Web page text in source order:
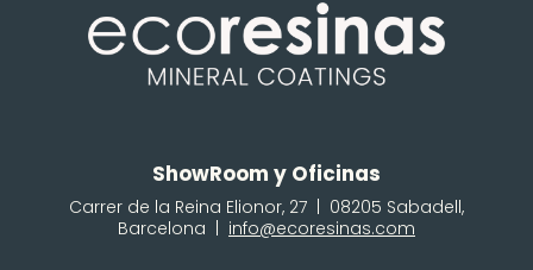
ShowRoom y Oficinas
Carrer de la Reina Elionor, 27 | 08205 Sabadell,
Barcelona | info@ecoresinas.com